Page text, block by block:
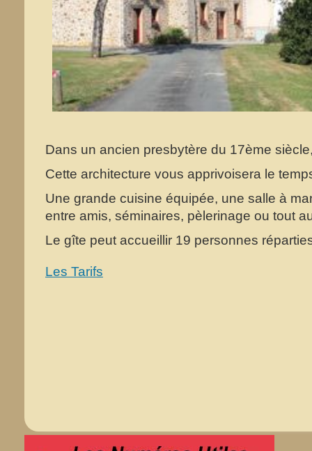
Dans un ancien presbytère du 17ème
Cette architecture vous apprivoisera le
Une grande cuisine équipée, une salle à
entre amis, séminaires, pèlerinage ou tout
Le gîte peut accueillir 19 personnes
Les Tarifs